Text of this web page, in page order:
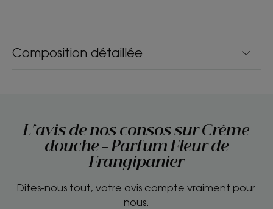
Composition détaillée
L'avis de nos consos sur Crème
douche - Parfum Fleur de
Frangipanier
Dites-nous tout, votre avis compte vraiment pour
nous.